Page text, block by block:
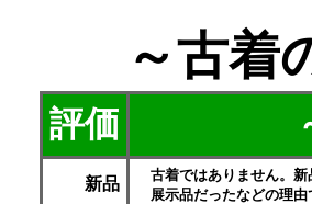
～古着
評価
新品
古着ではありません。新
展示品だったなどの理由